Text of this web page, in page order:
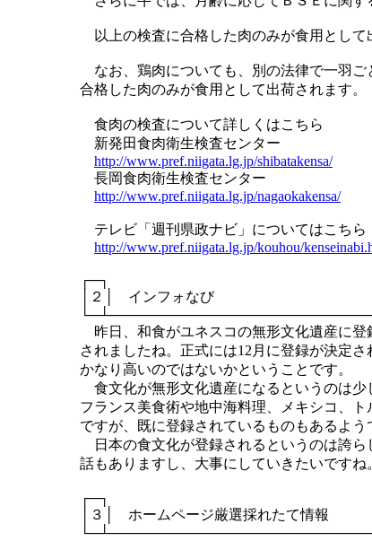
以上の検査に合格した肉のみが食用として
なお、鶏肉についても、別の法律で一羽ご
合格した肉のみが食用として出荷されます。
食肉の検査について詳しくはこちら
新発田食肉衛生検査センター
http://www.pref.niigata.lg.jp/shibatakensa/
長岡食肉衛生検査センター
http://www.pref.niigata.lg.jp/nagaokakensa/
テレビ「週刊県政ナビ」についてはこちら
http://www.pref.niigata.lg.jp/kouhou/
┌─┐
│２│ インフォなび
昨日、和食がユネスコの無形文化遺産に登
されましたね。正式には12月に登録が決定
かなり高いのではないかということです。
食文化が無形文化遺産になるというのは少
フランス美食術や地中海料理、メキシコ、
ですが、既に登録されているものもあるよう
日本の食文化が登録されるというのは誇ら
話もありますし、大事にしていきたいですね
┌─┐
│３│ ホームページ厳選採れたて情報